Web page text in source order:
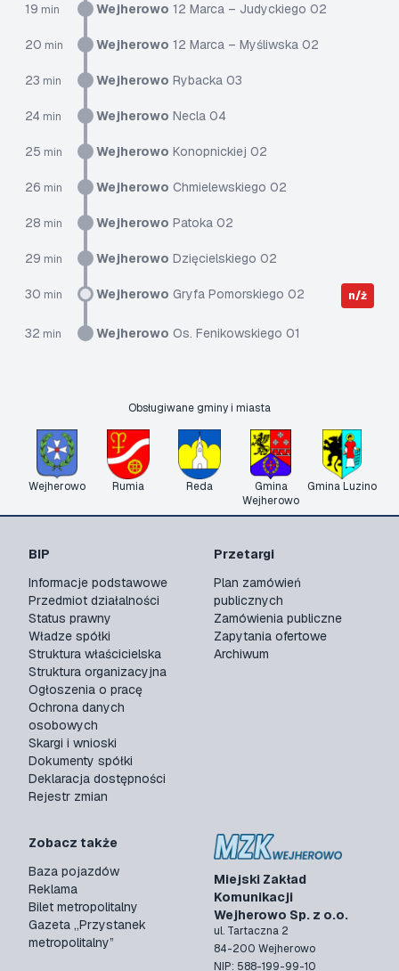
19 min Wejherowo 12 Marca – Judyckiego 02
20 min Wejherowo 12 Marca – Myśliwska 02
23 min Wejherowo Rybacka 03
24 min Wejherowo Necla 04
25 min Wejherowo Konopnickiej 02
26 min Wejherowo Chmielewskiego 02
28 min Wejherowo Patoka 02
29 min Wejherowo Dzięcielskiego 02
30 min Wejherowo Gryfa Pomorskiego 02 n/ż
32 min Wejherowo Os. Fenikowskiego 01
Obsługiwane gminy i miasta
Wejherowo Rumia Reda
Gmina
Wejherowo
Gmina Luzino
Miejski Zakład
Komunikacji
Wejherowo Sp. z o.o.
ul. Tartaczna 2
84-200 Wejherowo
NIP: 588-199-99-10
BIP
Informacje podstawowe
Przedmiot działalności
Status prawny
Władze spółki
Struktura właścicielska
Struktura organizacyjna
Ogłoszenia o pracę
Ochrona danych
osobowych
Skargi i wnioski
Dokumenty spółki
Deklaracja dostępności
Rejestr zmian
Przetargi
Plan zamówień
publicznych
Zamówienia publiczne
Zapytania ofertowe
Archiwum
Zobacz także
Baza pojazdów
Reklama
Bilet metropolitalny
Gazeta „Przystanek
metropolitalny”